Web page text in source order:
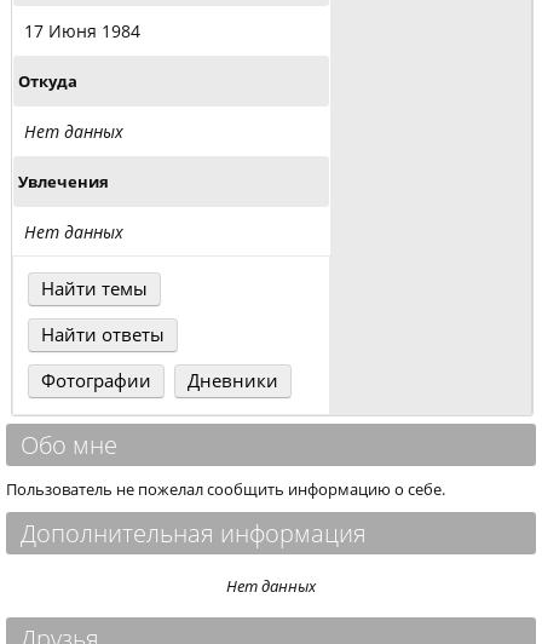
17 Июня 1984
Откуда
Нет данных
Увлечения
Нет данных
Найти темы
Найти ответы
Фотографии
Дневники
Обо мне
Пользователь не пожелал сообщить информацию о себе.
Дополнительная информация
Нет данных